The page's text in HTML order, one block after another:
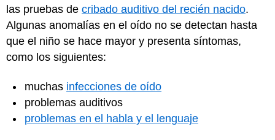
las pruebas de cribado auditivo del recién nacido.
Algunas anomalías en el oído no se detectan hasta
que el niño se hace mayor y presenta síntomas,
como los siguientes:
muchas infecciones de oído
problemas auditivos
problemas en el habla y el lenguaje